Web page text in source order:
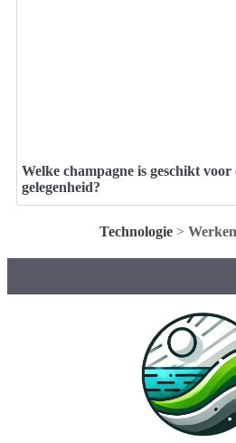
Welke champagne is geschikt voor
gelegenheid?
Technologie>